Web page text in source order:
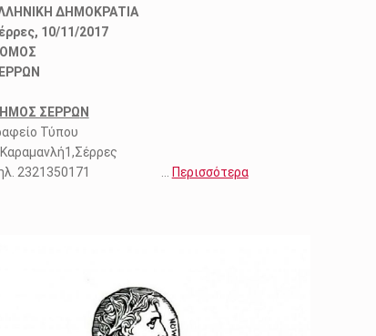
ΔΗΜΟΚΡΑΤΙΑ
10/11/2017
ΣΕΡΡΩ N
Τύπου
2321350171 … Περισσότερα